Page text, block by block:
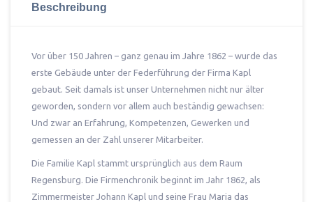
Beschreibung
Vor über 150 Jahren – ganz genau im Jahre 1862 – wurde das
erste Gebäude unter der Federführung der Firma Kapl
gebaut. Seit damals ist unser Unternehmen nicht nur älter
geworden, sondern vor allem auch beständig gewachsen:
Und zwar an Erfahrung, Kompetenzen, Gewerken und
gemessen an der Zahl unserer Mitarbeiter.
Die Familie Kapl stammt ursprünglich aus dem Raum
Regensburg. Die Firmenchronik beginnt im Jahr 1862, als
Zimmermeister Johann Kapl und seine Frau Maria das